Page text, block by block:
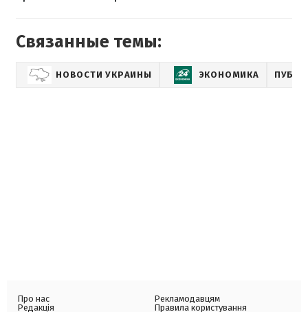
Связанные темы:
НОВОСТИ УКРАИНЫ ЭКОНОМИКА
Про нас
Редакція
Рекламодавцям
Правила користування